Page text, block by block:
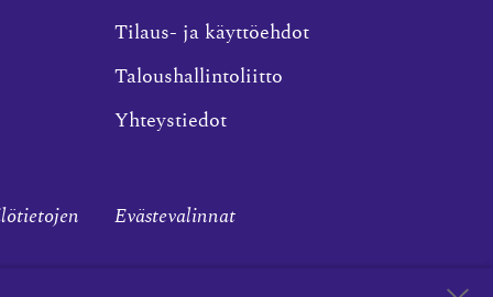
Tilaus- ja käyttöehdot
Taloushallintoliitto
Yhteystiedot
Evästevalinnat